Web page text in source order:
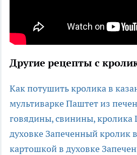
Другие рецепты с
Как потушить кролика в
мультиваркеПаштет из
говядины, свинины, кролика
духовке Запеченный кролик
картошкой в духовке